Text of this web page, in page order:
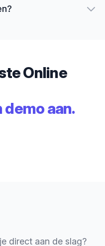
Online
aan.
direct aan de slag?